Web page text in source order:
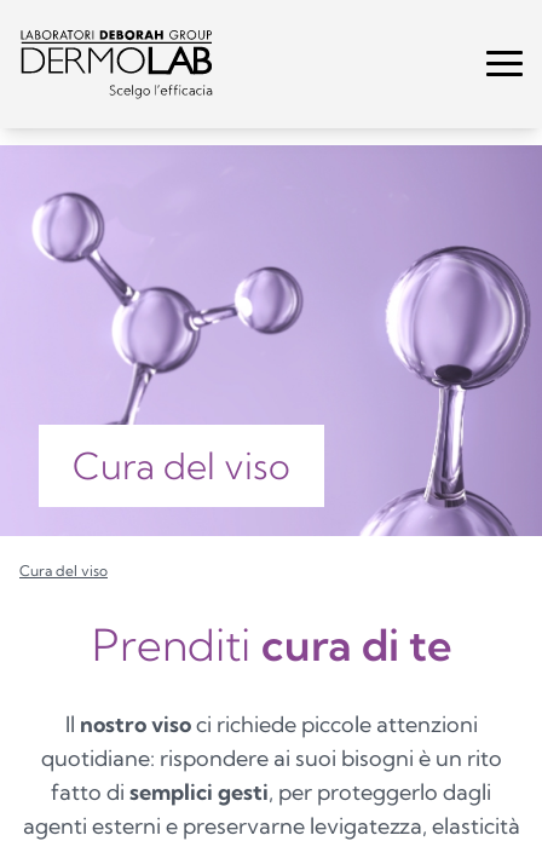
Cura del viso
Cura del viso
Prenditi cura di te
Il nostro visoci richiede piccole attenzioni
quotidiane: rispondere ai suoi bisogni è un rito
fatto di semplici gesti, per proteggerlo dagli
agenti esterni e preservarne levigatezza, elasticità